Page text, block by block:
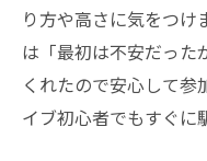
り方や高さに気をつけ
は「最初は不安だった
くれたので安心して参
イブ初心者でもすぐに